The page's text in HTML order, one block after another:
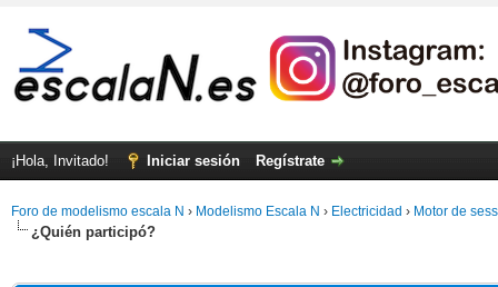
¡Hola, Invitado! Iniciar sesión Regístrate
Foro de modelismo escala N › Modelismo Escala N › Electricidad › Motor de
¿Quién participó?